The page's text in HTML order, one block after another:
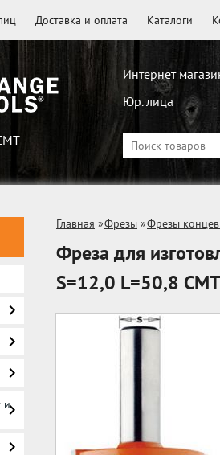
Доставка и оплата Каталоги
Интернет
Юр. лица
и
Главная »Фрезы »Фрезы
Фреза для
S=12,0 L=50,8